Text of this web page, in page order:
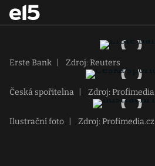
Erste Bank Zdroj: Reuters
Česká spořitelna Zdroj: Profimedia
Ilustrační foto Zdroj: Profimedia.cz